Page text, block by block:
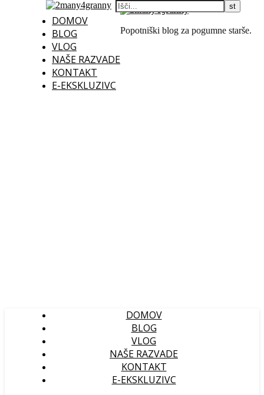
DOMOV
BLOG
VLOG
NAŠE RAZVADE
KONTAKT
E-EKSKLUZIVC
Popotniški blog za pogumne starše.
DOMOV
BLOG
VLOG
NAŠE RAZVADE
KONTAKT
E-EKSKLUZIVC